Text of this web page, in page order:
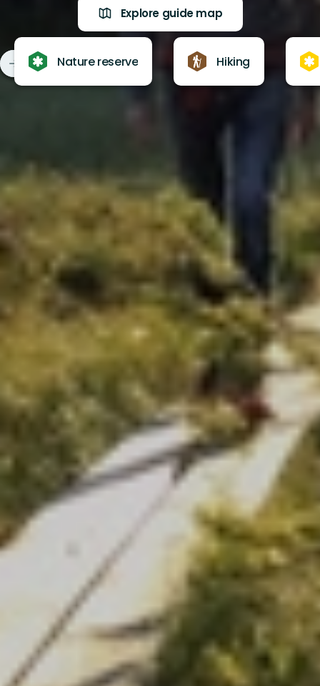
Explore guide map
Nature reserve Hiking